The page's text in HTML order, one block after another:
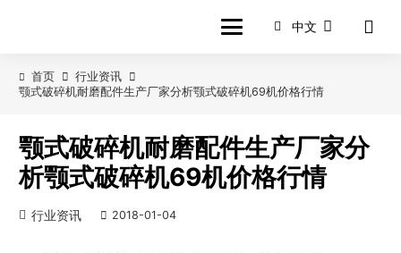
中文
首页
行业资讯
颚式破碎机耐磨配件生产厂家分析颚式破碎机69机价格行情
颚式破碎机耐磨配件生产厂家分
析颚式破碎机69机价格行情
行业资讯 2018-01-04